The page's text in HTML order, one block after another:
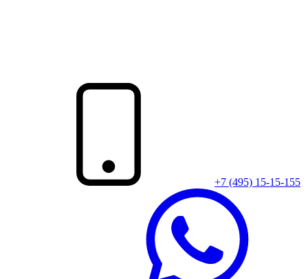
+7 (495) 15-15-155